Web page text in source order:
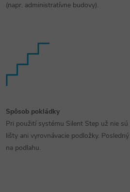
(napr. administratívne budovy).
Spôsob pokládky
Pri použití systému Silent Step už nie
lišty ani vyrovnávacie podložky.
na podlahu.